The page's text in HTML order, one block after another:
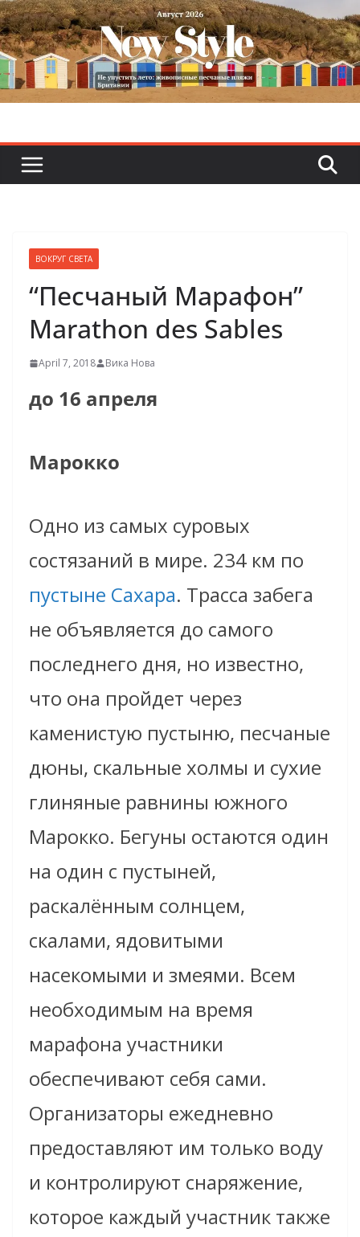
Skip
to
content
ВОКРУГ СВЕТА
“Песчаный Марафон”
Marathon des Sables
April 7, 2018 Вика Нова
до 16 апреля
Марокко
Одно из самых суровых
состязаний в мире. 234 км по
пустыне Сахара. Трасса забега
не объявляется до самого
последнего дня, но известно,
что она пройдет через
каменистую пустыню, песчаные
дюны, скальные холмы и сухие
глиняные равнины южного
Марокко. Бегуны остаются один
на один с пустыней,
раскалённым солнцем,
скалами, ядовитыми
насекомыми и змеями. Всем
необходимым на время
марафона участники
обеспечивают себя сами.
Организаторы ежедневно
предоставляют им только воду
и контролируют снаряжение,
которое каждый участник также